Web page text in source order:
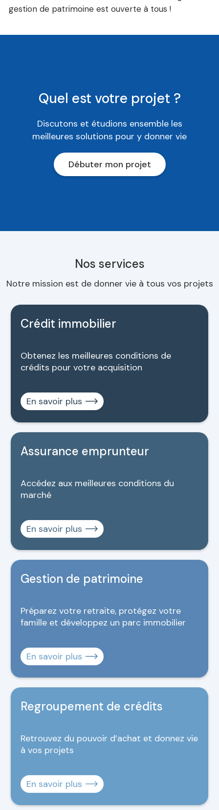
gestion de patrimoine est ouverte à tous !
Quel est votre projet ?
Discutons et étudions ensemble les
meilleures solutions pour y donner vie
Débuter mon projet
Nos services
Notre mission est de donner vie à tous vos projets
Crédit immobilier
Obtenez les meilleures conditions de
crédits pour votre acquisition
En savoir plus
Assurance emprunteur
Accédez aux meilleures conditions du
marché
En savoir plus
Gestion de patrimoine
Préparez votre retraite, protégez votre
famille et développez un parc immobilier
En savoir plus
Regroupement de crédits
Retrouvez du pouvoir d’achat et donnez vie
à vos projets
En savoir plus